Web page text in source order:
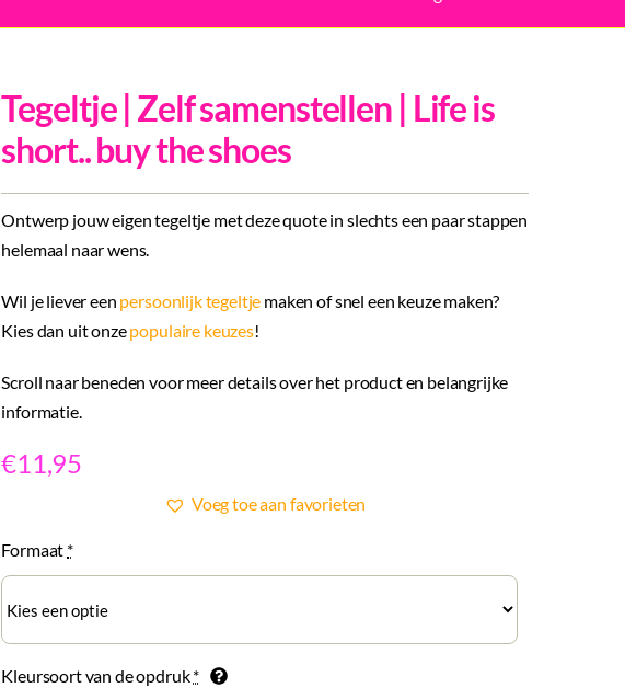
Tegeltje | Zelf samenstellen | Life is
short.. buy the shoes
Ontwerp jouw eigen tegeltje met deze quote in slechts een paar stappen
helemaal naar wens.
Wil je liever een persoonlijk tegeltje maken of snel een keuze maken?
Kies dan uit onzepopulaire keuzes!
Scroll naar beneden voor meer details over het product en belangrijke
informatie.
€11,95
Voeg toe aan favorieten
Formaat *
Kleursoort van de opdruk*